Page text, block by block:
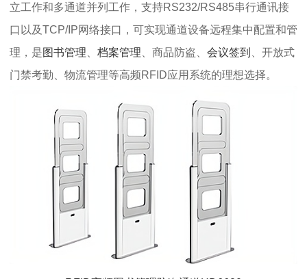
立工作和多通道并列工作，支持RS232/RS485串行通讯接
口以及TCP/IP网络接口，可实现通道设备远程集中配置和管
理，是图书管理 档案管理 、商品防盗、 会议签到
、开放式
门禁考勤、物流管理等高频RFID应用系统的理想选择。